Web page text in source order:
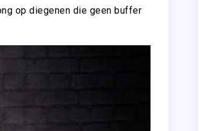
op diegenen die geen buffer